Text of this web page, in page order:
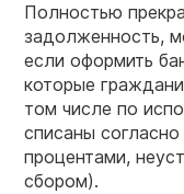
Полностью
задолженность,
если оформить
которые
том числе по
списаны согласно
процентами,
сбором).